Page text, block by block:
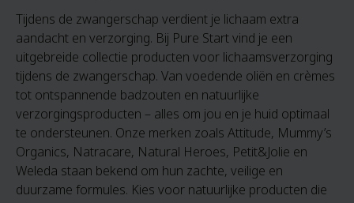
Tijdens de zwangerschap verdient je lichaam extra
aandacht en verzorging. Bij Pure Start vind je een
uitgebreide collectie producten voor lichaamsverzorging
tijdens de zwangerschap. Van voedende oliën en crèmes
tot ontspannende badzouten en natuurlijke
verzorgingsproducten – alles om jou en je huid optimaal
te ondersteunen. Onze merken zoals Attitude, Mummy’s
Organics, Natracare, Natural Heroes, Petit&Jolie en
Weleda staan bekend om hun zachte, veilige en
duurzame formules. Kies voor natuurlijke producten die